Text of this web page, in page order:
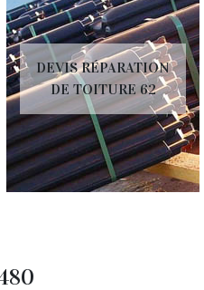
DEVIS RÉPARATION
DE TOITURE 62